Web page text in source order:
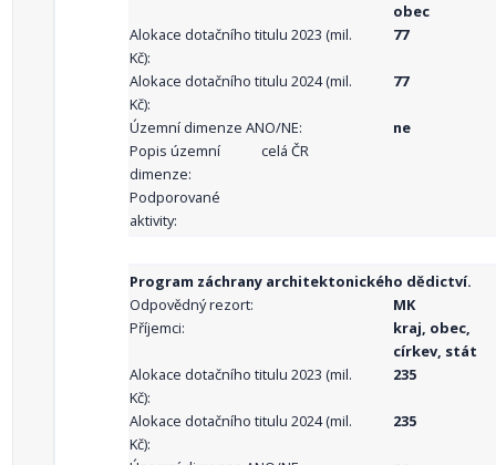
obec
Alokace dotačního titulu 2023 (mil.
Kč):
77
Alokace dotačního titulu 2024 (mil.
Kč):
77
Územní dimenze ANO/NE:
ne
Popis územní
dimenze:
celá ČR
Podporované
aktivity:
Program záchrany architektonického dědictví.
Odpovědný rezort:
MK
Příjemci:
kraj, obec,
církev, stát
Alokace dotačního titulu 2023 (mil.
Kč):
235
Alokace dotačního titulu 2024 (mil.
Kč):
235